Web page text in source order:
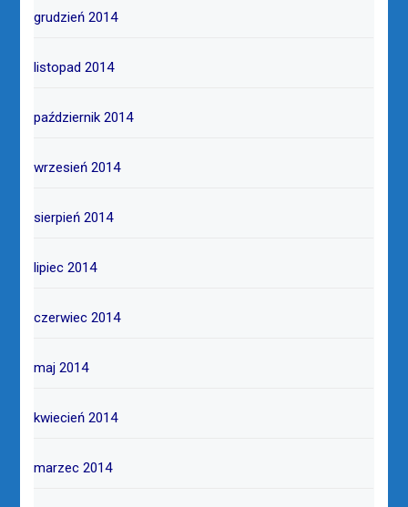
grudzień 2014
listopad 2014
październik 2014
wrzesień 2014
sierpień 2014
lipiec 2014
czerwiec 2014
maj 2014
kwiecień 2014
marzec 2014